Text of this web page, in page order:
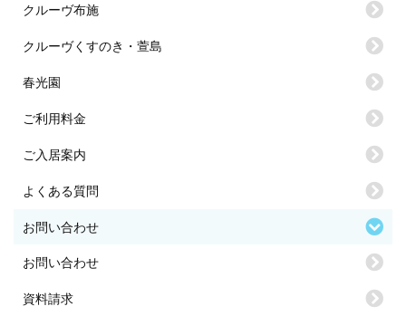
クルーヴ布施
クルーヴくすのき・萱島
春光園
ご利用料金
ご入居案内
よくある質問
お問い合わせ
お問い合わせ
資料請求